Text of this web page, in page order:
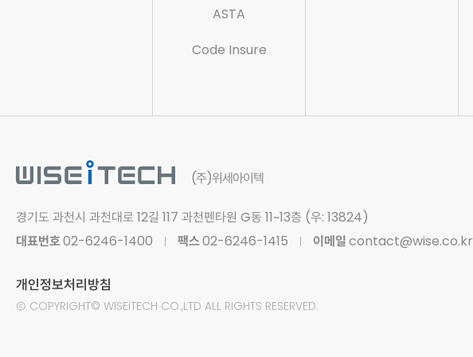
ASTA
Code Insure
(주)위세아이텍
경기도 과천시 과천대로 12길 117 과천펜타원 G동 11~13층 (우: 13824)
대표번호02-6246-1400 팩스02-6246-1415 이메일contact@wise.co.kr
개인정보처리방침
Ⓒ COPYRIGHT© WISEiTECH CO.,LTD ALL RIGHTS RESERVED.